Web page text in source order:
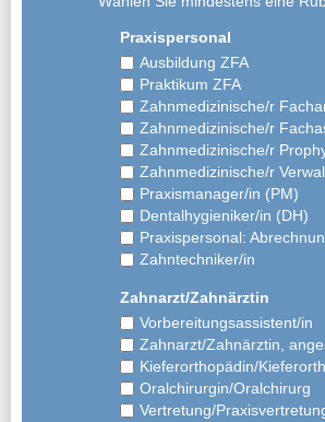
Praxispersonal
Ausbildung ZFA
Praktikum ZFA
Zahnmedizinische/r
Zahnmedizinische/r
Zahnmedizinische/r
Zahnmedizinische/r
Praxismanager/in (PM)
Dentalhygieniker/in (DH)
Praxispersonal:
Zahntechniker/in
Zahnarzt/Zahnärztin
Vorbereitungsassistent/in
Zahnarzt/Zahnärztin,
Kieferorthopädin/
Oralchirurgin/Oralchirurg
Vertretung/